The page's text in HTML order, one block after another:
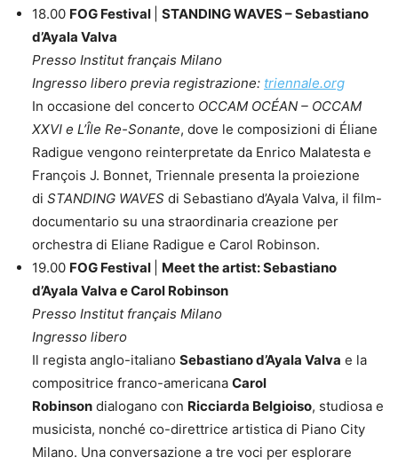
18.00 FOG Festival
STANDING WAVES – Sebastiano
d’Ayala Valva
Presso Institut français Milano
Ingresso libero previa registrazione: triennale.org
In occasione del concerto OCCAM OCÉAN – OCCAM
XXVI e L’Île Re-Sonante, dove le composizioni di Éliane
Radigue vengono reinterpretate da Enrico Malatesta e
François J. Bonnet, Triennale presenta la proiezione
di STANDING WAVES di Sebastiano d’Ayala Valva, il film-
documentario su una straordinaria creazione per
orchestra di Eliane Radigue e Carol Robinson.
19.00 FOG Festival
Meet the artist: Sebastiano
d’Ayala Valva e Carol Robinson
Presso Institut français Milano
Ingresso libero
Il regista anglo-italiano Sebastiano d’Ayala Valva e la
compositrice franco-americana Carol
Robinson dialogano con Ricciarda Belgioiso, studiosa e
musicista, nonché co-direttrice artistica di Piano City
Milano. Una conversazione a tre voci per esplorare